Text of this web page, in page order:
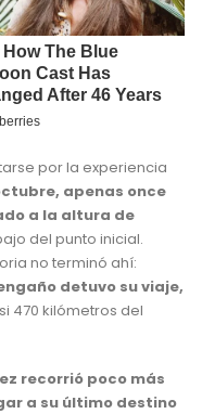
por la experiencia
apenas once
a la altura de
del punto inicial.
no terminó ahí:
detuvo su viaje,
470 kilómetros del
recorrió poco más
a su último destino